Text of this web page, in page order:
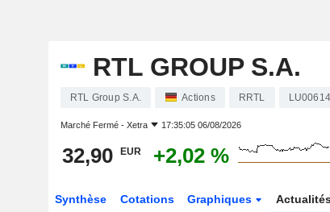
RTL GROUP S.A.
RTL Group S.A. Actions RRTL
Marché Fermé - Xetra 17:35:05 06/08/2026
32,90 EUR +2,02 %
Synthèse Cotations Graphiques